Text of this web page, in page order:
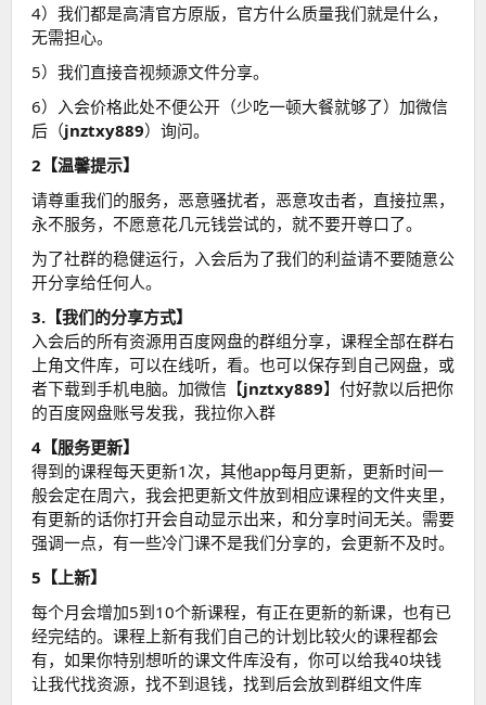
4）我们都是高清官方原版，官方什么质量我们就是什么，
无需担心。
5）我们直接音视频源文件分享。
6）入会价格此处不便公开（少吃一顿大餐就够了）加微信
后（jnztxy889）询问。
2【温馨提示】
请尊重我们的服务，恶意骚扰者，恶意攻击者，直接拉黑，
永不服务，不愿意花几元钱尝试的，就不要开尊口了。
为了社群的稳健运行，入会后为了我们的利益请不要随意公
开分享给任何人。
3.【我们的分享方式】
入会后的所有资源用百度网盘的群组分享，课程全部在群右
上角文件库，可以在线听，看。也可以保存到自己网盘，或
者下载到手机电脑。加微信【jnztxy889】付好款以后把你
的百度网盘账号发我，我拉你入群
4【服务更新】
得到的课程每天更新1次，其他app每月更新，更新时间一
般会定在周六，我会把更新文件放到相应课程的文件夹里，
有更新的话你打开会自动显示出来，和分享时间无关。需要
强调一点，有一些冷门课不是我们分享的，会更新不及时。
5【上新】
每个月会增加5到10个新课程，有正在更新的新课，也有已
经完结的。课程上新有我们自己的计划比较火的课程都会
有，如果你特别想听的课文件库没有，你可以给我40块钱
让我代找资源，找不到退钱，找到后会放到群组文件库